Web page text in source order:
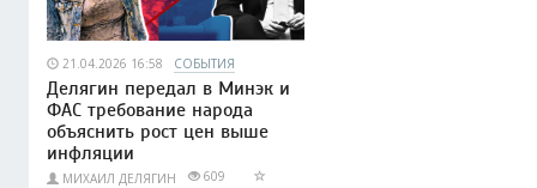
21.04.2026 16:58 СОБЫТИЯ
Делягин передал в Минэк и
ФАС требование народа
объяснить рост цен выше
инфляции
МИХАИЛ ДЕЛЯГИН 609